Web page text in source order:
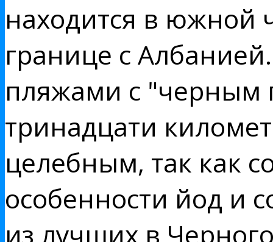
находится в южной
границе с
пляжами с
тринадцати
целебным, так как
особенности йод и
из лучших в